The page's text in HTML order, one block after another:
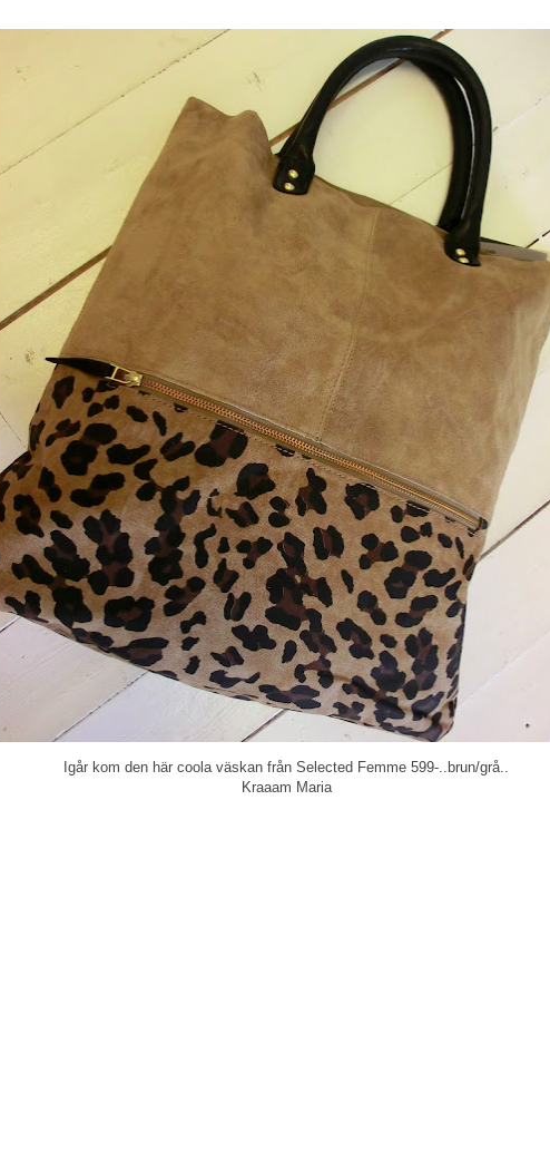
Igår kom den här coola väskan från Selected Femme 599-..brun/grå..
Kraaam Maria